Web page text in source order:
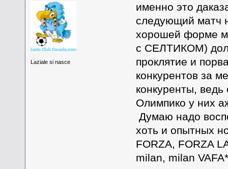
Laziale si nasce
именно это
следующий матч
хорошей форме
с СЕЛТИКОМ)
проклятие и
конкурентов за
конкуренты,
Олимпико у них
Думаю надо
хоть и опытных
FORZA, FORZA
milan, milan